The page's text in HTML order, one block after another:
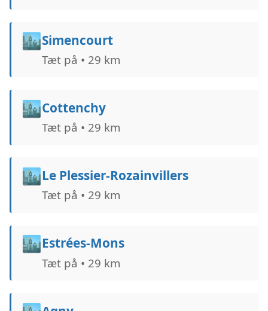
🏙️Simencourt
Tæt på • 29 km
🏙️Cottenchy
Tæt på • 29 km
🏙️Le Plessier-Rozainvillers
Tæt på • 29 km
🏙️Estrées-Mons
Tæt på • 29 km